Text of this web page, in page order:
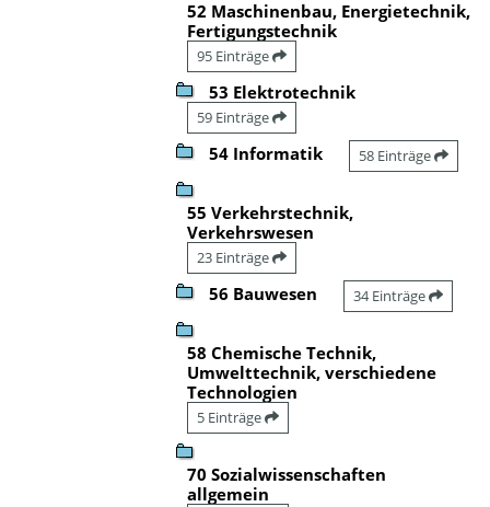
52 Maschinenbau, Energietechnik,
Fertigungstechnik
95 Einträge
53 Elektrotechnik
59 Einträge
54 Informatik 58 Einträge
55 Verkehrstechnik,
Verkehrswesen
23 Einträge
56 Bauwesen 34 Einträge
58 Chemische Technik,
Umwelttechnik, verschiedene
Technologien
5 Einträge
70 Sozialwissenschaften
allgemein